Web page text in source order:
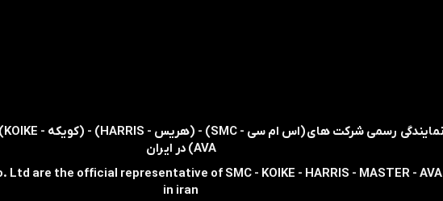
AVA) در ایران
Ltd are the official representative of SMC - KOIKE - HARRIS - MASTER - AVA
in iran